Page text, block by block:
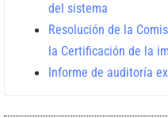
del sistema
Resolución de la
la Certificación de la
Informe de auditoría